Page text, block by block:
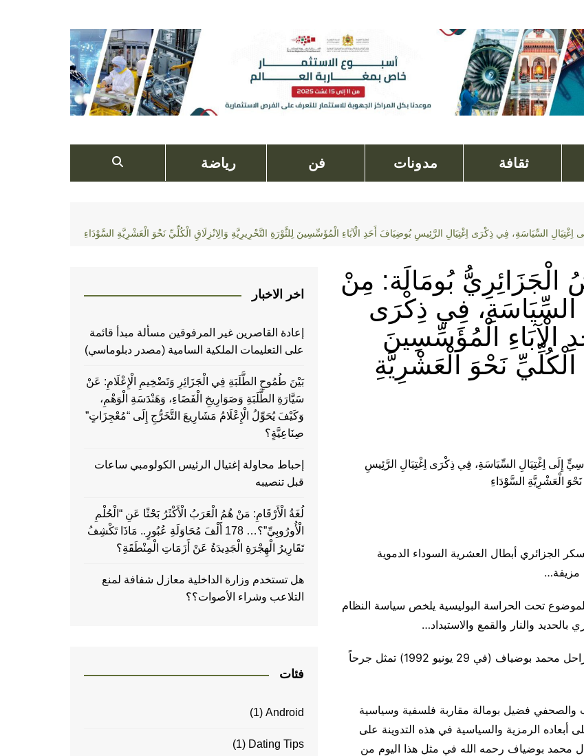
ثقافة مدونات فن رياضة
السِّيَاسَةِ، فِي ذِكْرَى اِغْتِيَالِ الرَّئِيسِ بُوضِيَافَ أَحَدِ الْآبَاءِ الْمُؤَسِّسِينَ لِلثَّوْرَةِ التَّحْرِيرِيَّةِ وَالِانْزِلَاقِ الْكُلِّيِّ نَحْوَ الْعَشْرِيَّةِ السَّوْدَاءِ
الْجَزَائِرِيُّ بُومَالَة: مِنْ
السِّيَاسَةِ، فِي ذِكْرَى
الْآبَاءِ الْمُؤَسِّسِينَ
الْكُلِّيِّ نَحْوَ الْعَشْرِيَّةِ
الجزائري أبطال العشرية السوداء الدموية
مزيفة…
تحت الحراسة البوليسية يلخص سياسة النظام
والنار والقمع والاستبداد…
حلول ذكرى اغتيال الرئيس المجاهد مفجر الثورة الجزائرية الراحل محمد بوضياف (في 29 يونيو 1992) تمثل جرحاً
والصحفي فضيل بومالة مقاربة فلسفية وسياسية
أبعاده الرمزية والسياسية في هذه التدوينة على
محمد بوضياف رحمه الله في مثل هذا اليوم من
اخر الاخبار
إعادة القاصرين غير المرفوقين مسألة مبدأ قائمة
على التعليمات الملكية السامية (مصدر دبلوماسي)
بَيْنَ طُمُوحِ الطَّلَبَةِ فِي الْجَزَائِرِ وَتَضْخِيمِ الْإِعْلَامِ: عَنْ
سَيَّارَةِ الطَّلَبَةِ وَصَوَارِيخِ الْفَضَاءِ، وَهَنْدَسَةِ الْوَهْمِ،
وَكَيْفَ يُحَوِّلُ الْإِعْلَامُ مَشَارِيعَ التَّخَرُّجِ إِلَى “مُعْجِزَاتٍ”
صِنَاعِيَّةٍ؟
إحباط محاولة إغتيال الرئيس الكولومبي ساعات
قبل تنصيبه
لُغَةُ الْأَرْقَامِ: مَنْ هُمُ الْعَرَبُ الْأَكْثَرُ بَحْثًا عَنِ “الْحُلْمِ
الْأُورُوبِيِّ”؟… 178 أَلْفَ مُحَاوَلَةِ عُبُورٍ.. مَاذَا تَكْشِفُ
تَقَارِيرُ الْهِجْرَةِ الْجَدِيدَةُ عَنْ أَزَمَاتِ الْمِنْطَقَةِ؟
هل تستخدم وزارة الداخلية معازل شفافة لمنع
التلاعب وشراء الأصوات؟؟
فئات
Android
(1)
Dating Tips
(1)